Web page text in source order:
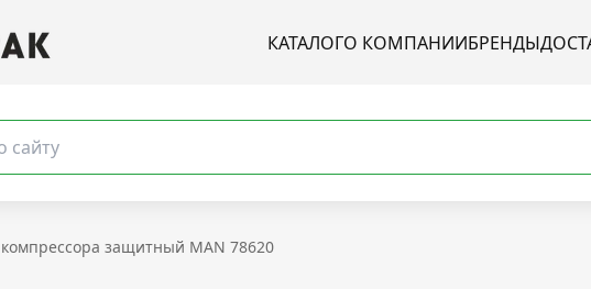
КАТАЛОГО КОМПАНИИБРЕНДЫ
защитный MAN 78620